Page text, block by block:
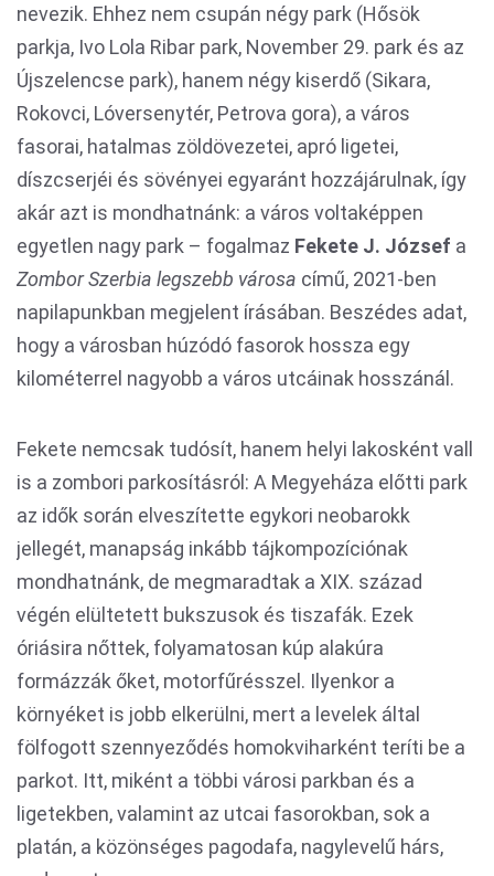
nevezik. Ehhez nem csupán négy park (Hősök
parkja, Ivo Lola Ribar park, November 29. park és az
Újszelencse park), hanem négy kiserdő (Sikara,
Rokovci, Lóversenytér, Petrova gora), a város
fasorai, hatalmas zöldövezetei, apró ligetei,
díszcserjéi és sövényei egyaránt hozzájárulnak, így
akár azt is mondhatnánk: a város voltaképpen
egyetlen nagy park – fogalmaz Fekete J. József a
Zombor Szerbia legszebb városa című, 2021-ben
napilapunkban megjelent írásában. Beszédes adat,
hogy a városban húzódó fasorok hossza egy
kilométerrel nagyobb a város utcáinak hosszánál.
Fekete nemcsak tudósít, hanem helyi lakosként vall
is a zombori parkosításról: A Megyeháza előtti park
az idők során elveszítette egykori neobarokk
jellegét, manapság inkább tájkompozíciónak
mondhatnánk, de megmaradtak a XIX. század
végén elültetett bukszusok és tiszafák. Ezek
óriásira nőttek, folyamatosan kúp alakúra
formázzák őket, motorfűrésszel. Ilyenkor a
környéket is jobb elkerülni, mert a levelek által
fölfogott szennyeződés homokviharként teríti be a
parkot. Itt, miként a többi városi parkban és a
ligetekben, valamint az utcai fasorokban, sok a
platán, a közönséges pagodafa, nagylevelű hárs,